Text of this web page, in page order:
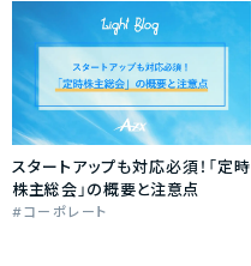
スタートアップも対応必須！「定時
株主総会」の概要と注意点
コーポレート